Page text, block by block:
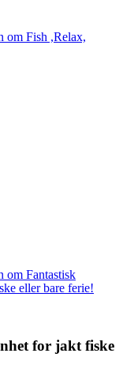
om Fish ,Relax,
om Fantastisk
eller bare ferie!
for jakt fiske